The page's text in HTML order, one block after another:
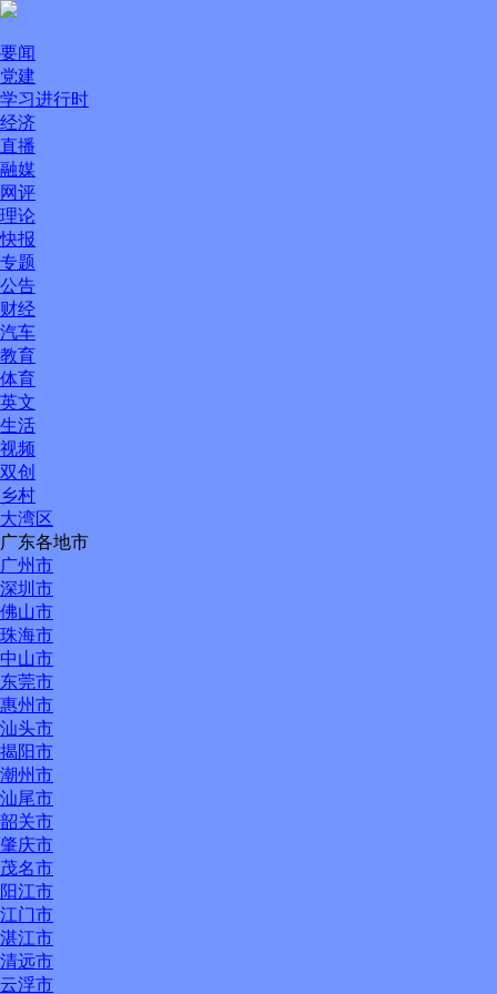
要闻
党建
学习进行时
经济
直播
融媒
网评
理论
快报
专题
公告
财经
汽车
教育
体育
英文
生活
视频
双创
乡村
大湾区
广东各地市
广州市
深圳市
佛山市
珠海市
中山市
东莞市
惠州市
汕头市
揭阳市
潮州市
汕尾市
韶关市
肇庆市
茂名市
阳江市
江门市
湛江市
清远市
云浮市